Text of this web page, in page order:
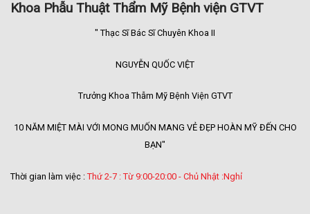
Khoa Phẫu Thuật Thẩm Mỹ Bệnh viện GTVT
" Thạc Sĩ Bác Sĩ Chuyên Khoa II
NGUYỄN QUỐC VIỆT
Trưởng Khoa Thẫm Mỹ Bệnh Viện GTVT
10 NĂM MIỆT MÀI VỚI MONG MUỐN MANG VẺ ĐẸP HOÀN MỸ ĐẾN CHO
BẠN"
Thời gian làm việc : Thứ 2-7 : Từ 9:00-20:00 - Chủ Nhật :Nghỉ